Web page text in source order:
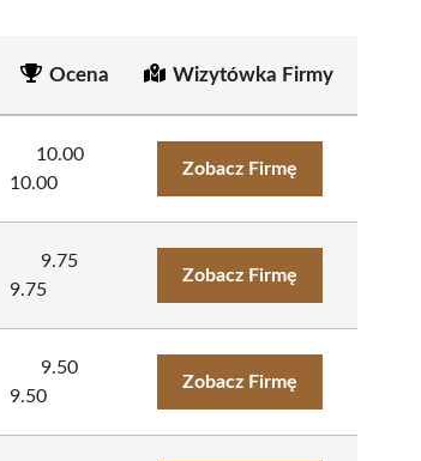
Ocena Wizytówka Firmy
10.00
10.00
Zobacz Firmę
9.75
9.75
Zobacz Firmę
9.50
9.50
Zobacz Firmę